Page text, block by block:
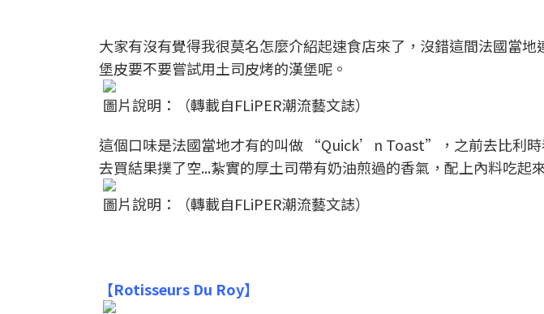
大家有沒有覺得我很莫名怎麼介紹起速食店來了，沒錯這間法國當
堡皮要不要嘗試用土司皮烤的漢堡呢。
圖片說明：（轉載自FLiPER潮流藝文誌）
這個口味是法國當地才有的叫做 “Quick’n Toast”，之前去比利時
去買結果撲了空...紮實的厚土司帶有奶油煎過的香氣，配上內料吃起
圖片說明：（轉載自FLiPER潮流藝文誌）
【Rotisseurs Du Roy】